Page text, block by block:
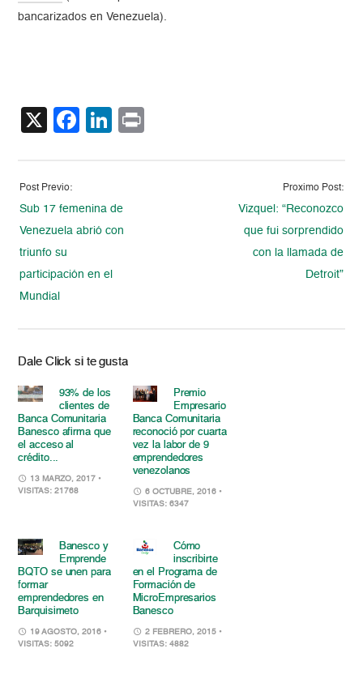
bancarizados en Venezuela).
X Facebook
LinkedIn
Post Previo:
Sub 17 femenina de
Venezuela abrió con
triunfo su
participación en el
Mundial
Proximo Post:
Vizquel: “Reconozco
que fui sorprendido
con la llamada de
Detroit”
Dale Click si te gusta
93% de los
clientes de
Banca Comunitaria
Banesco afirma que
el acceso al
crédito...
13 MARZO, 2017 •
VISITAS: 21768
Premio
Empresario
Banca Comunitaria
reconoció por cuarta
vez la labor de 9
emprendedores
venezolanos
6 OCTUBRE, 2016 •
VISITAS: 6347
Banesco y
Emprende
BQTO se unen para
formar
emprendedores en
Barquisimeto
19 AGOSTO, 2016 •
VISITAS: 5092
Cómo
inscribirte
en el Programa de
Formación de
MicroEmpresarios
Banesco
2 FEBRERO, 2015 •
VISITAS: 4882